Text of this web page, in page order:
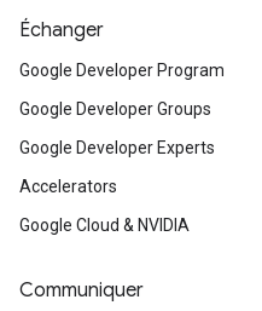
Échanger
Google Developer Program
Google Developer Groups
Google Developer Experts
Accelerators
Google Cloud & NVIDIA
Communiquer